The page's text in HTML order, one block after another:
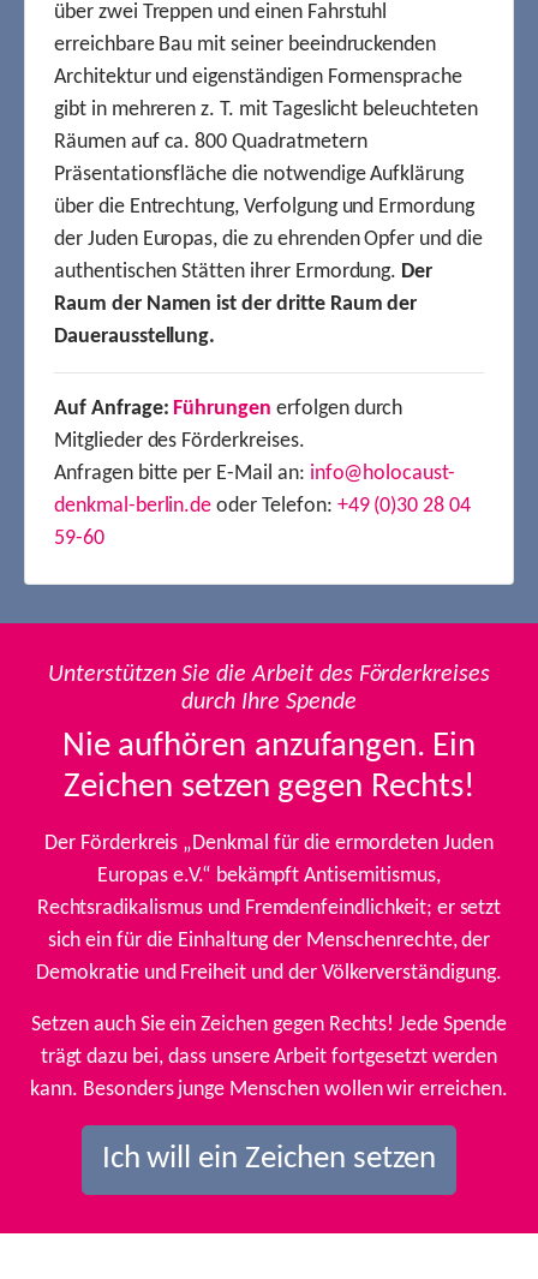
über zwei Treppen und einen Fahrstuhl
erreichbare Bau mit seiner beeindruckenden
Architektur und eigenständigen Formensprache
gibt in mehreren z. T. mit Tageslicht beleuchteten
Räumen auf ca. 800 Quadratmetern
Präsentationsfläche die notwendige Aufklärung
über die Entrechtung, Verfolgung und Ermordung
der Juden Europas, die zu ehrenden Opfer und die
authentischen Stätten ihrer Ermordung. Der
Raum der Namen ist der dritte Raum der
Dauerausstellung.
Auf Anfrage: Führungen erfolgen durch
Mitglieder des Förderkreises.
Anfragen bitte per E-Mail an: info@holocaust-
denkmal-berlin.de oder Telefon: +49 (0)30 28 04
59-60
Unterstützen Sie die Arbeit des Förderkreises
durch Ihre Spende
Nie aufhören anzufangen. Ein
Zeichen setzen gegen Rechts!
Der Förderkreis „Denkmal für die ermordeten Juden
Europas e.V.“ bekämpft Antisemitismus,
Rechtsradikalismus und Fremdenfeindlichkeit; er setzt
sich ein für die Einhaltung der Menschenrechte, der
Demokratie und Freiheit und der Völkerverständigung.
Setzen auch Sie ein Zeichen gegen Rechts! Jede Spende
trägt dazu bei, dass unsere Arbeit fortgesetzt werden
kann. Besonders junge Menschen wollen wir erreichen.
Ich will ein Zeichen setzen